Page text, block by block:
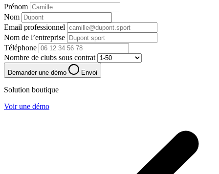
Prénom
Nom
Email professionnel
Nom de l’entreprise
Téléphone
Nombre de clubs sous contrat
Demander une démo Envoi
Solution boutique
Voir une démo